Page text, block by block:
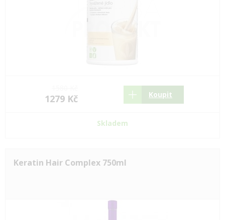
1279 Kč Koupit
Skladem
Keratin Hair Complex 750ml